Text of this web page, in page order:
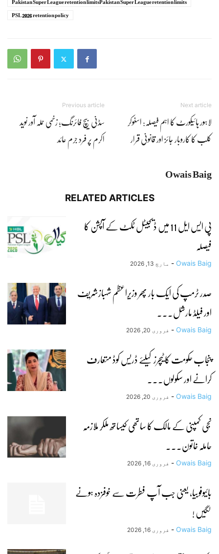
PSL 2026 retention policy
Previous article
سڈنی بیچ فائرنگ؛ زخمی حملہ آور نوید
اکرم پر فرد جرم عائد
Next article
لاہور ہائیکورٹ کا اہم فیصلہ: اسنوکر
کلب کا کاروبار جائز اور قانونی قرار
Owais Baig
RELATED ARTICLES
پی ایس ایل 11 میں ڈیجیٹل ٹکٹ کے آپشن کا
فیصلہ
Owais Baig
- مارچ 13, 2026
صدر ٹرمپ کی ایک بار پھر وزیراعظم شہبازشریف
اور فیلڈ مارشل...
Owais Baig
- فروری 20, 2026
پنجاب حکومت کا ٹیچرز کیلئے ڈریس کوڈ متعارف
کرانے اور سکولوں...
Owais Baig
- فروری 20, 2026
نجی کمپنی کے مالک کا ساتھی کیساتھ ملکر ملازمہ
حاملہ خاتون...
Owais Baig
- فروری 16, 2026
بائیوفوبیا، یعنی جب آپ فطرت سے خوفزدہ ہونے
لگیں !
Owais Baig
- فروری 16, 2026